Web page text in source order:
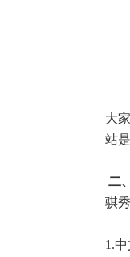
大
站
二
骐
1.